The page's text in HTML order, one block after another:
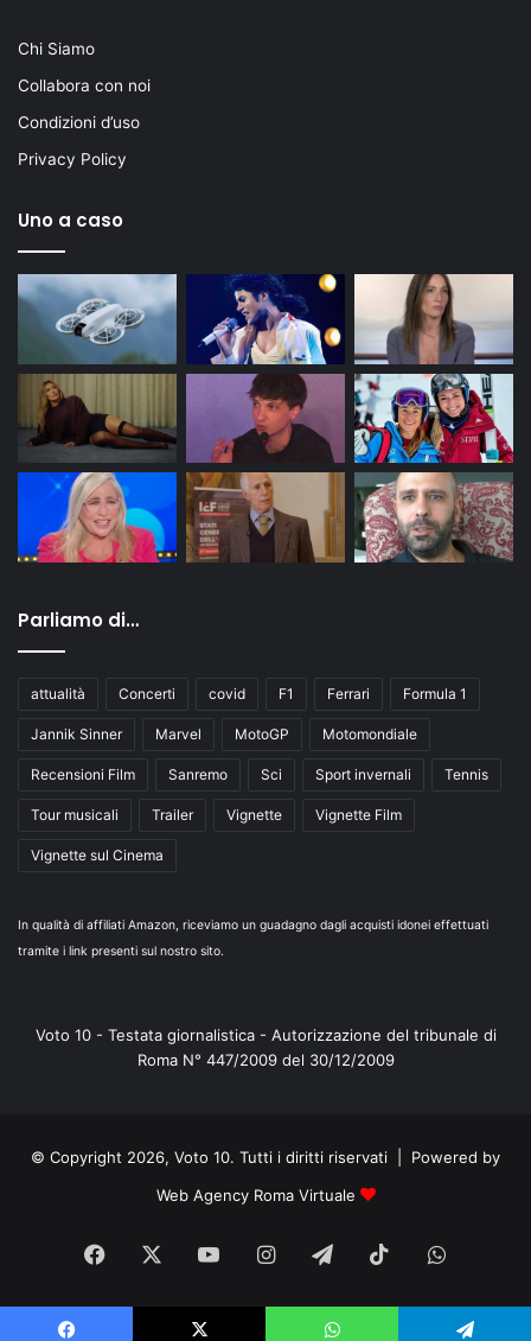
Chi Siamo
Collabora con noi
Condizioni d’uso
Privacy Policy
Uno a caso
Parliamo di…
attualità Concerti covid F1 Ferrari Formula 1
Jannik Sinner Marvel MotoGP Motomondiale
Recensioni Film Sanremo Sci Sport invernali Tennis
Tour musicali Trailer Vignette Vignette Film
Vignette sul Cinema
In qualità di affiliati Amazon, riceviamo un guadagno dagli acquisti idonei effettuati
tramite i link presenti sul nostro sito.
Voto 10 - Testata giornalistica - Autorizzazione del tribunale di
Roma N° 447/2009 del 30/12/2009
© Copyright 2026, Voto 10. Tutti i diritti riservati | Powered by
Web Agency Roma Virtuale
Facebook You
Tube
Instagram
TelegramTikTok